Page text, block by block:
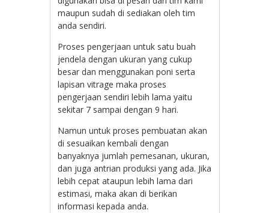
maupun sudah di sediakan oleh tim
anda sendiri.
Proses pengerjaan untuk satu buah
jendela dengan ukuran yang cukup
besar dan menggunakan poni serta
lapisan vitrage maka proses
pengerjaan sendiri lebih lama yaitu
sekitar 7 sampai dengan 9 hari.
Namun untuk proses pembuatan akan
di sesuaikan kembali dengan
banyaknya jumlah pemesanan, ukuran,
dan juga antrian produksi yang ada. Jika
lebih cepat ataupun lebih lama dari
estimasi, maka akan di berikan
informasi kepada anda.